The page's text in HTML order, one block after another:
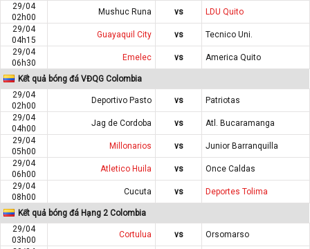
29/04
02h00
Mushuc Runa vs
LDU Quito
29/04
04h15
Guayaquil City vs
Tecnico Uni.
29/04
06h30
Emelec vs America Quito
Kết quả bóng đá VĐQG Colombia
29/04
02h00
Deportivo Pasto vs
Patriotas
29/04
04h00
Jag de Cordoba vs
Atl. Bucaramanga
29/04
05h00
Millonarios vs
Junior Barranquilla
29/04
06h00
Atletico Huila vs
Once Caldas
29/04
08h00
Cucuta vs Deportes Tolima
Kết quả bóng đá Hạng 2 Colombia
29/04
03h00
Cortulua vs
Orsomarso